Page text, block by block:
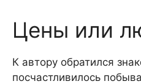
Цены или
К автору обратился
посчастливи­лось